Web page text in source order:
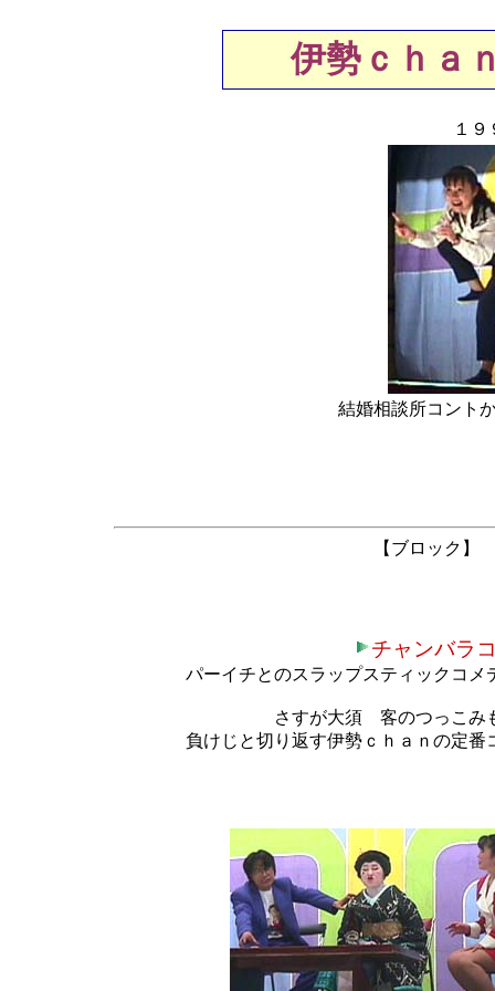
伊勢ｃｈａ
１
結婚相談所コント
【ブロック
チャンバラ
パーイチとのスラップスティックコメ
さすが大須 客のつっこみ
負けじと切り返す伊勢ｃｈａｎの定番